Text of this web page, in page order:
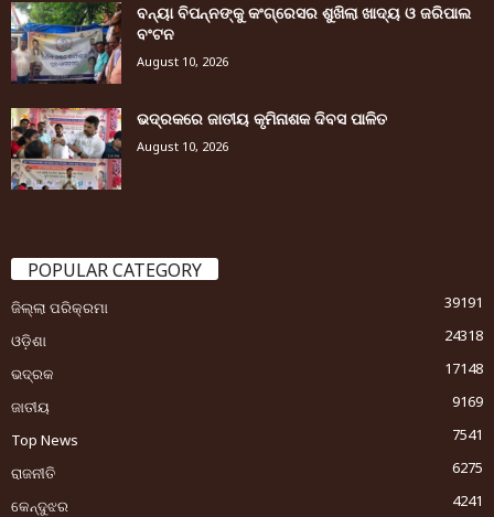
ବନ୍ୟା ବିପନ୍ନଙ୍କୁ କଂଗ୍ରେସର ଶୁଖିଲା ଖାଦ୍ୟ ଓ ଜରିପାଲ
ବଂଟନ
August 10, 2026
ଭଦ୍ରକରେ ଜାତୀୟ କୃମିନାଶକ ଦିବସ ପାଳିତ
August 10, 2026
POPULAR CATEGORY
ଜିଲ୍ଲା ପରିକ୍ରମା
39191
ଓଡ଼ିଶା
24318
ଭଦ୍ରକ
17148
ଜାତୀୟ
9169
Top News
7541
ରାଜନୀତି
6275
କେନ୍ଦୁଝର
4241